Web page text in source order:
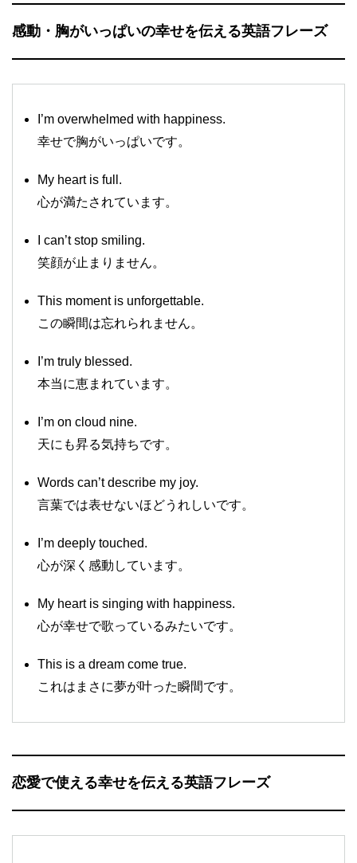
感動・胸がいっぱいの幸せを伝える英語フレーズ
I’m overwhelmed with happiness.
幸せで胸がいっぱいです。
My heart is full.
心が満たされています。
I can’t stop smiling.
笑顔が止まりません。
This moment is unforgettable.
この瞬間は忘れられません。
I’m truly blessed.
本当に恵まれています。
I’m on cloud nine.
天にも昇る気持ちです。
Words can’t describe my joy.
言葉では表せないほどうれしいです。
I’m deeply touched.
心が深く感動しています。
My heart is singing with happiness.
心が幸せで歌っているみたいです。
This is a dream come true.
これはまさに夢が叶った瞬間です。
恋愛で使える幸せを伝える英語フレーズ